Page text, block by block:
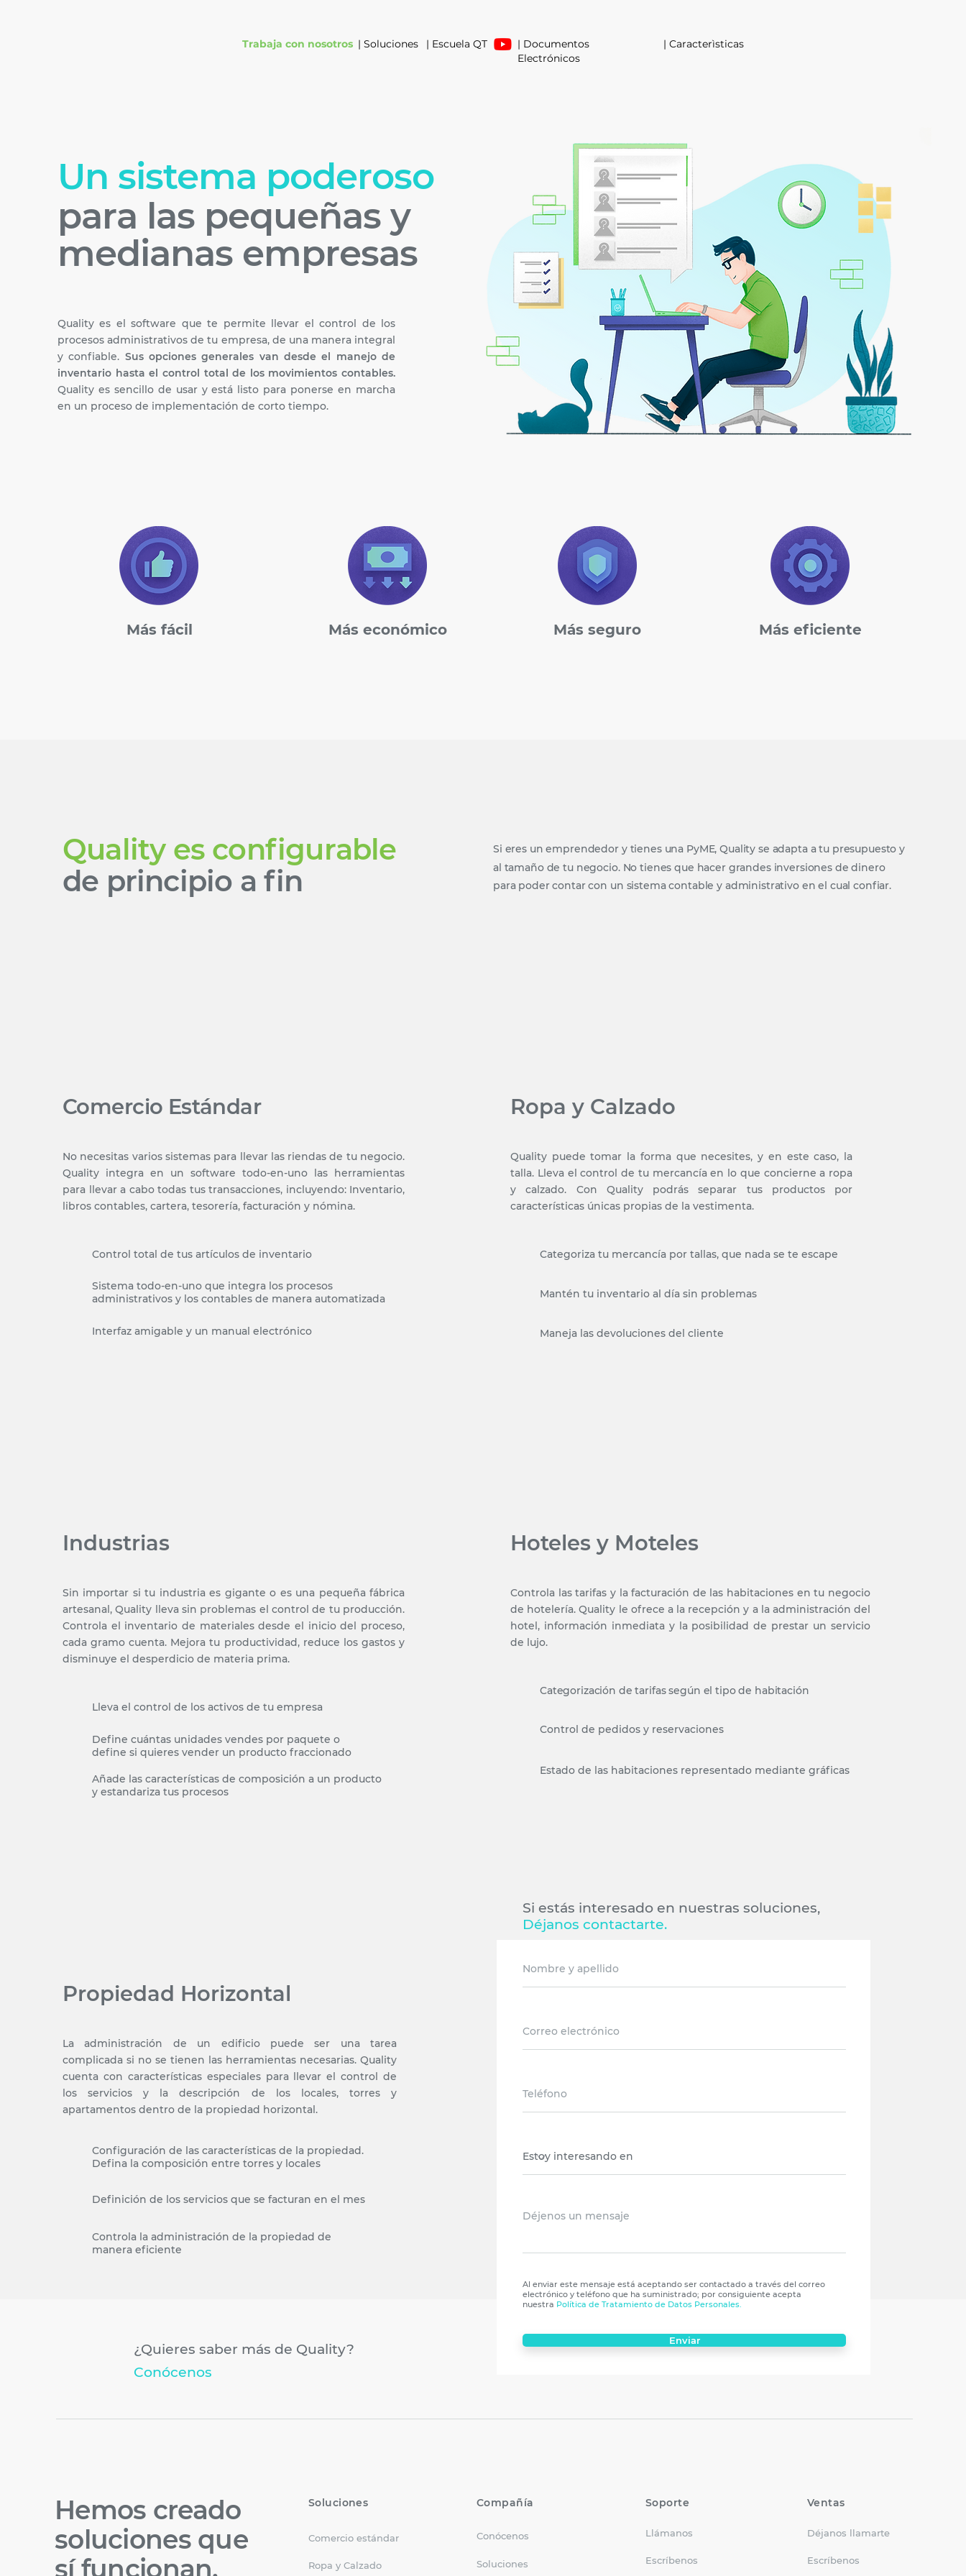
Trabaja con nosotros | Soluciones | Escuela QT
| Documentos
Electrónicos
| Caracterìsticas
Quality es el software que te permite llevar el control de los
procesos administrativos de tu empresa, de una manera integral
y confiable. Sus opciones generales van desde el manejo de
inventario hasta el control total de los movimientos contables.
Quality es sencillo de usar y está listo para ponerse en marcha
en un proceso de implementación de corto tiempo.
Un sistema poderoso
para las pequeñas y
medianas empresas
Más fácil Más económico Más seguro Más eficiente
Quality es configurable
de principio a fin
Comercio Estándar
No necesitas varios sistemas para llevar las riendas de tu negocio.
Quality integra en un software todo-en-uno las herramientas
para llevar a cabo todas tus transacciones, incluyendo: Inventario,
libros contables, cartera, tesorería, facturación y nómina.
Control total de tus artículos de inventario
Sistema todo-en-uno que integra los procesos
administrativos y los contables de manera automatizada
Interfaz amigable y un manual electrónico
Industrias
Sin importar si tu industria es gigante o es una pequeña fábrica
artesanal, Quality lleva sin problemas el control de tu producción.
Controla el inventario de materiales desde el inicio del proceso,
cada gramo cuenta. Mejora tu productividad, reduce los gastos y
disminuye el desperdicio de materia prima.
Lleva el control de los activos de tu empresa
Define cuántas unidades vendes por paquete o
define si quieres vender un producto fraccionado
Añade las características de composición a un producto
y estandariza tus procesos
Propiedad Horizontal
La administración de un edificio puede ser una tarea
complicada si no se tienen las herramientas necesarias. Quality
cuenta con características especiales para llevar el control de
los servicios y la descripción de los locales, torres y
apartamentos dentro de la propiedad horizontal.
Configuración de las características de la propiedad.
Defina la composición entre torres y locales
Definición de los servicios que se facturan en el mes
Controla la administración de la propiedad de
manera eficiente
Si eres un emprendedor y tienes una PyME, Quality se adapta a tu presupuesto y
al tamaño de tu negocio. No tienes que hacer grandes inversiones de dinero
para poder contar con un sistema contable y administrativo en el cual confiar.
Ropa y Calzado
Quality puede tomar la forma que necesites, y en este caso, la
talla. Lleva el control de tu mercancía en lo que concierne a ropa
y calzado. Con Quality podrás separar tus productos por
características únicas propias de la vestimenta.
Categoriza tu mercancía por tallas, que nada se te escape
Mantén tu inventario al día sin problemas
Maneja las devoluciones del cliente
Hoteles y Moteles
Controla las tarifas y la facturación de las habitaciones en tu negocio
de hotelería. Quality le ofrece a la recepción y a la administración del
hotel, información inmediata y la posibilidad de prestar un servicio
de lujo.
Categorización de tarifas según el tipo de habitación
Control de pedidos y reservaciones
Estado de las habitaciones representado mediante gráficas
Si estás interesado en nuestras soluciones,
Déjanos contactarte.
Al enviar este mensaje está aceptando ser contactado a través del correo
electrónico y teléfono que ha suministrado; por consiguiente acepta
nuestra Política de Tratamiento de Datos Personales.
Enviar
¿Quieres saber más de Quality?
Conócenos
Hemos creado
soluciones que
sí funcionan.
Soluciones
Comercio estándar
Ropa y Calzado
Compañía
Conócenos
Soluciones
Soporte
Llámanos
Escríbenos
Ventas
Déjanos llamarte
Escríbenos